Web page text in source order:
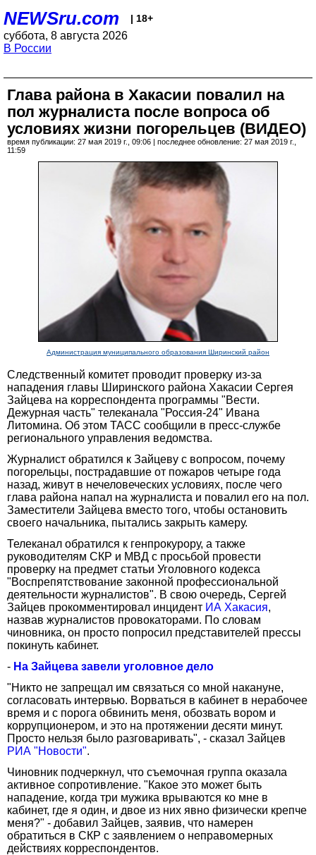
NEWSru.com | 18+
суббота, 8 августа 2026
В России
Глава района в Хакасии повалил на
пол журналиста после вопроса об
условиях жизни погорельцев (ВИДЕО)
время публикации: 27 мая 2019 г., 09:06 | последнее обновление: 27 мая 2019 г.,
11:59
Администрация муниципального образования Ширинский район
Следственный комитет проводит проверку из-за
нападения главы Ширинского района Хакасии Сергея
Зайцева на корреспондента программы "Вести.
Дежурная часть" телеканала "Россия-24" Ивана
Литомина. Об этом ТАСС сообщили в пресс-службе
регионального управления ведомства.
Журналист обратился к Зайцеву с вопросом, почему
погорельцы, пострадавшие от пожаров четыре года
назад, живут в нечеловеческих условиях, после чего
глава района напал на журналиста и повалил его на пол.
Заместители Зайцева вместо того, чтобы остановить
своего начальника, пытались закрыть камеру.
Телеканал обратился к генпрокурору, а также
руководителям СКР и МВД с просьбой провести
проверку на предмет статьи Уголовного кодекса
"Воспрепятствование законной профессиональной
деятельности журналистов". В свою очередь, Сергей
Зайцев прокомментировал инцидент ИА Хакасия,
назвав журналистов провокаторами. По словам
чиновника, он просто попросил представителей прессы
покинуть кабинет.
- На Зайцева завели уголовное дело
"Никто не запрещал им связаться со мной накануне,
согласовать интервью. Ворваться в кабинет в нерабочее
время и с порога обвинить меня, обозвать вором и
коррупционером, и это на протяжении десяти минут.
Просто нельзя было разговаривать", - сказал Зайцев
РИА "Новости".
Чиновник подчеркнул, что съемочная группа оказала
активное сопротивление. "Какое это может быть
нападение, когда три мужика врываются ко мне в
кабинет, где я один, и двое из них явно физически крепче
меня?" - добавил Зайцев, заявив, что намерен
обратиться в СКР с заявлением о неправомерных
действиях корреспондентов.